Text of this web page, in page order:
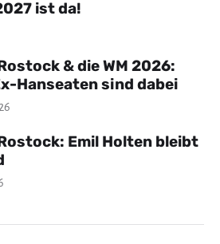
ist da!
& die WM 2026:
Hanseaten sind dabei
Emil Holten bleibt